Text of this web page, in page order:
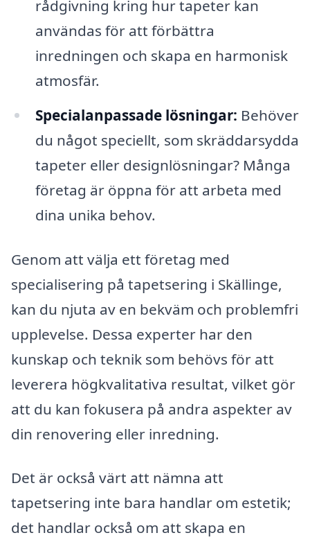
rådgivning kring hur tapeter kan
användas för att förbättra
inredningen och skapa en harmonisk
atmosfär.
Specialanpassade lösningar: Behöver
du något speciellt, som skräddarsydda
tapeter eller designlösningar? Många
företag är öppna för att arbeta med
dina unika behov.
Genom att välja ett företag med
specialisering på tapetsering i Skällinge,
kan du njuta av en bekväm och problemfri
upplevelse. Dessa experter har den
kunskap och teknik som behövs för att
leverera högkvalitativa resultat, vilket gör
att du kan fokusera på andra aspekter av
din renovering eller inredning.
Det är också värt att nämna att
tapetsering inte bara handlar om estetik;
det handlar också om att skapa en